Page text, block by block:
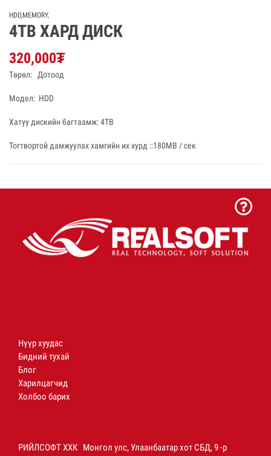
HDD,MEMORY,
4TB ХАРД ДИСК
320,000₮
Төрөл: Дотоод
Модел: HDD
Хатуу дискийн багтаамж: 4TB
Тогтвортой дамжуулах хамгийн их хурд ::180MB / сек
Нүүр хуудас
Бидний тухай
Блог
Харилцагчид
Холбоо барих
РИЙЛСОФТ ХХК Монгол улс, Улаанбаатар хот СБД, 9 -р